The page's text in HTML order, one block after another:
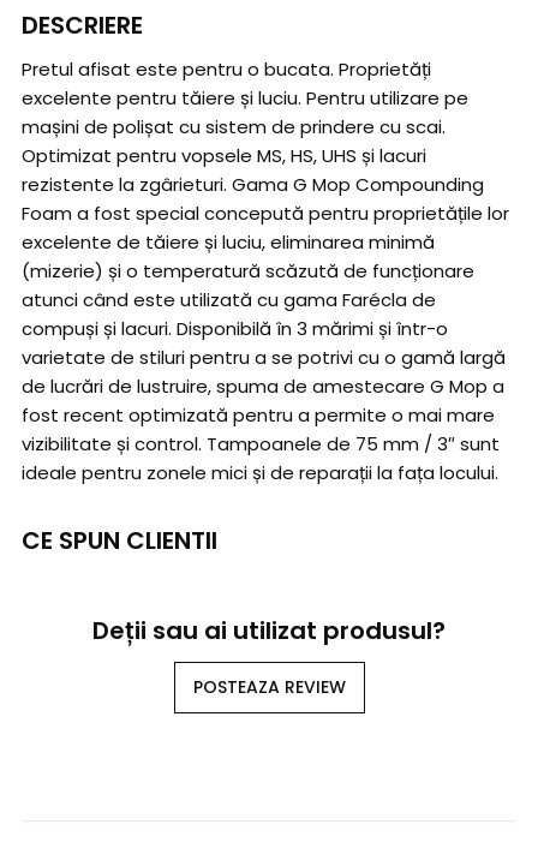
DESCRIERE
Pretul afisat este pentru o bucata. Proprietăți
excelente pentru tăiere și luciu. Pentru utilizare pe
mașini de polișat cu sistem de prindere cu scai.
Optimizat pentru vopsele MS, HS, UHS și lacuri
rezistente la zgârieturi. Gama G Mop Compounding
Foam a fost special concepută pentru proprietățile lor
excelente de tăiere și luciu, eliminarea minimă
(mizerie) și o temperatură scăzută de funcționare
atunci când este utilizată cu gama Farécla de
compuși și lacuri. Disponibilă în 3 mărimi și într-o
varietate de stiluri pentru a se potrivi cu o gamă largă
de lucrări de lustruire, spuma de amestecare G Mop a
fost recent optimizată pentru a permite o mai mare
vizibilitate și control. Tampoanele de 75 mm / 3″ sunt
ideale pentru zonele mici și de reparații la fața locului.
CE SPUN CLIENTII
Deții sau ai utilizat produsul?
POSTEAZA REVIEW